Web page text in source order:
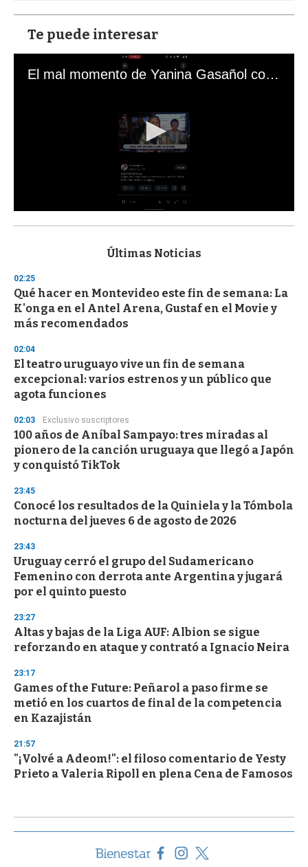
Te puede interesar
El mal momento de Yanina Gasañol con un hincha argentino en "Subrayado"
s
d
s
o
f
3
s
e
c
o
n
Últimas Noticias
02:25
Qué hacer en Montevideo este fin de semana: La
K'onga en el Antel Arena, Gustaf en el Movie y
más recomendados
02:04
El teatro uruguayo vive un fin de semana
excepcional: varios estrenos y un público que
agota funciones
02:03 Exclusivo suscriptores
100 años de Aníbal Sampayo: tres miradas al
pionero de la canción uruguaya que llegó a Japón
y conquistó TikTok
23:45
Conocé los resultados de la Quiniela y la Tómbola
nocturna del jueves 6 de agosto de 2026
23:43
Uruguay cerró el grupo del Sudamericano
Femenino con derrota ante Argentina y jugará
por el quinto puesto
23:27
Altas y bajas de la Liga AUF: Albion se sigue
reforzando en ataque y contrató a Ignacio Neira
23:17
Games of the Future: Peñarol a paso firme se
metió en los cuartos de final de la competencia
en Kazajistán
21:57
"¡Volvé a Adeom!": el filoso comentario de Yesty
Prieto a Valeria Ripoll en plena Cena de Famosos